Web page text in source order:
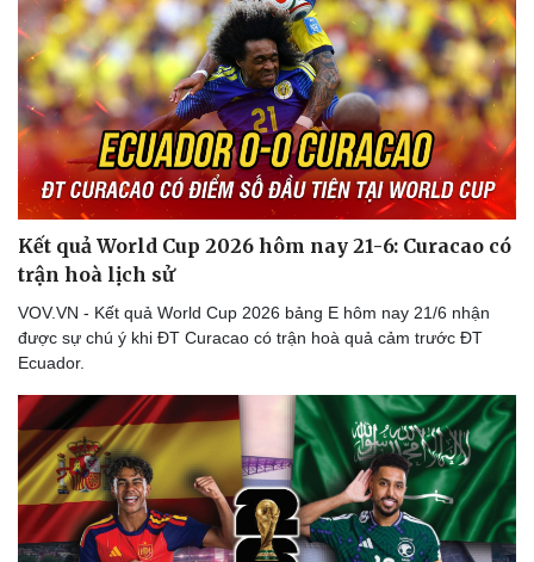
Thể thao
Bóng đá
Lịch thi đấu bóng đá
Thế giới thể thao
Ô tô - Xe máy
Ô tô
Xe máy
Tư vấn
Kết quả World Cup 2026 hôm nay 21-6: Curacao có
trận hoà lịch sử
VOV.VN - Kết quả World Cup 2026 bảng E hôm nay 21/6 nhận
được sự chú ý khi ĐT Curacao có trận hoà quả cảm trước ĐT
Ecuador.